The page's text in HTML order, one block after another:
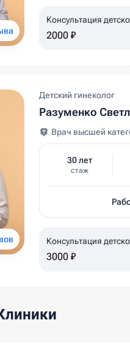
Консультация
2000 ₽
Детский гинеколог
Разуменко
Врач высшей
30 лет
стаж
Консультация
3000 ₽